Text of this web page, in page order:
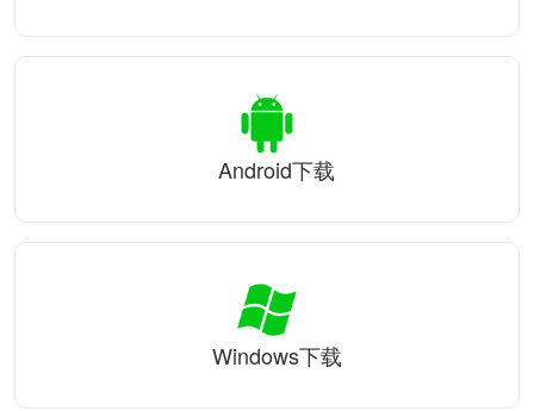
Android下载
Windows下载